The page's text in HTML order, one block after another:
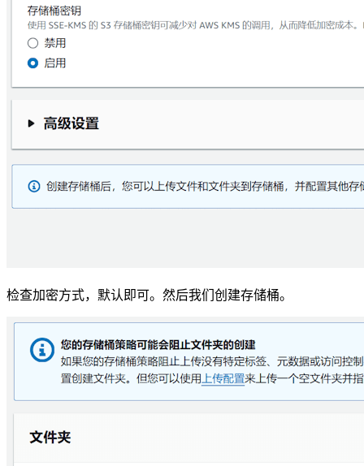
检查加密方式，默认即可。然后我们创建存储桶。